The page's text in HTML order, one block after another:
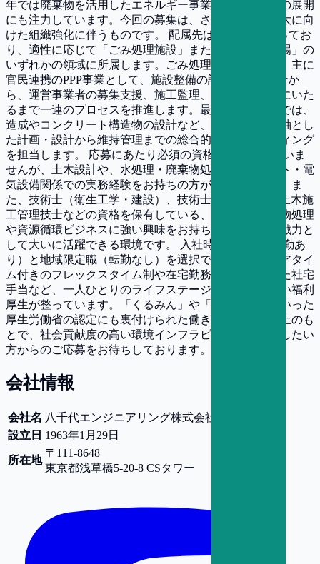
年では廃棄物を活用したエネルギー事業や資源循環への展開
にも注力しています。今回の募集は、さらなる事業拡大に向
けた組織強化に伴うものです。 配属先は2課体制となってお
り、適性に応じて「ごみ処理施設」または「最終処分場」の
いずれかの領域に所属します。ごみ処理施設領域では、主に
官民連携のPPP事業として、施設整備の計画・基本設計か
ら、運営事業者の募集支援、施工監理、モニタリングにいた
るまで一連のプロセスを推進します。最終処分場領域では、
造成やコンクリート構造物の設計など、土木分野を主軸とし
た計画・設計から維持管理までの総合的なコンサルティング
を担当します。 応募にあたり必須の資格は定められていま
せんが、土木設計や、水処理・廃棄物処理等のプラント・電
気設備関係での実務経験をお持ちの方が歓迎されます。ま
た、技術士（衛生工学・建設）、技術士補、RCCM、土木施
工管理技士などの資格を保有している、あるいは廃棄物処理
や資源循環ビジネスに強い興味をお持ちであれば、即戦力と
して大いに活躍できる環境です。 入社時に総合職（転勤あ
り）と地域限定職（転勤なし）を選択できるほか、コアタイ
ム付きのフレックスタイム制や在宅勤務制度、充実した社宅
手当など、一人ひとりのライフステージに応じた手厚い福利
厚生が整っています。「くるみん」や「えるぼし」といった
厚生労働省の認定にも裏付けられた働きやすい組織風土のも
とで、社会貢献度の高い環境インフラビジネスに挑戦したい
方からのご応募をお待ちしております。
会社情報
会社名 八千代エンジニアリング株式会社
設立日 1963年1月29日
所在地
〒111-8648
東京都浅草橋5-20-8 CSタワー